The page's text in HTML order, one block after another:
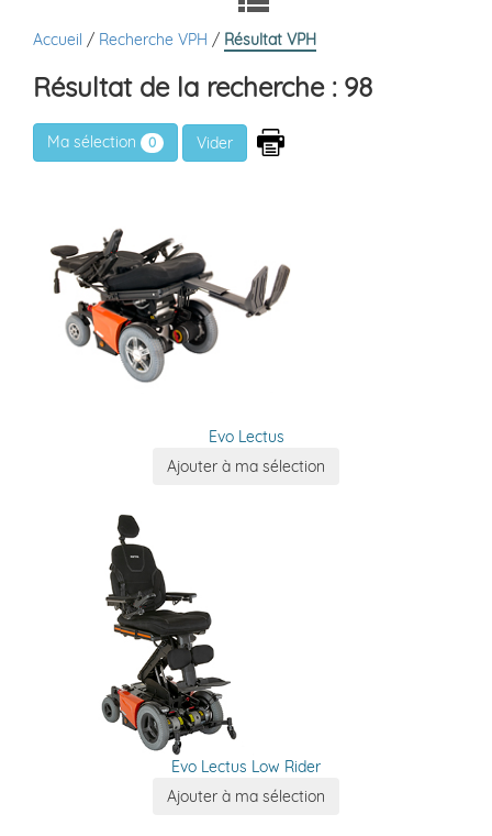
Accueil / Recherche VPH / Résultat VPH
Résultat de la recherche : 98
Ma sélection 0
Evo Lectus
Evo Lectus Low Rider